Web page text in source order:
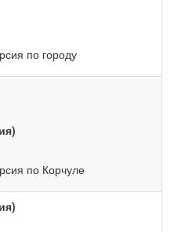
по городу
по Корчуле